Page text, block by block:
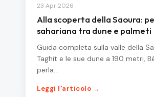
23 Apr 2026
Alla scoperta della Saoura:
sahariana tra dune e palmeti
Guida completa sulla valle della
Taghit e le sue dune a 190 metri,
perla…
Leggi l'articolo →